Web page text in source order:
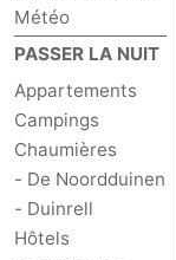
Météo
PASSER LA NUIT
Appartements
Campings
Chaumières
- De Noordduinen
- Duinrell
Hôtels